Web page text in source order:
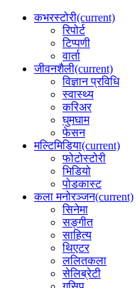
कभरस्टोरी(current)
रिपोर्ट
टिप्पणी
वार्ता
जीवनशैली(current)
विज्ञान प्रविधि
स्वास्थ्य
करिअर
घुमघाम
फेसन
मल्टिमिडिया(current)
फोटोस्टोरी
भिडियो
पोडकास्ट
कला मनोरञ्जन(current)
सिनेमा
सङ्गीत
साहित्य
थिएटर
ललितकला
सेलिब्रेटी